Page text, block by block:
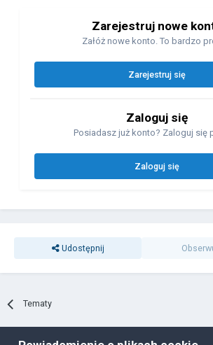
Zarejestruj nowe
Załóż nowe konto. To bardzo
Zarejestruj się
Zaloguj się
Posiadasz już konto? Zaloguj się
Zaloguj się
Udostępnij
Tematy